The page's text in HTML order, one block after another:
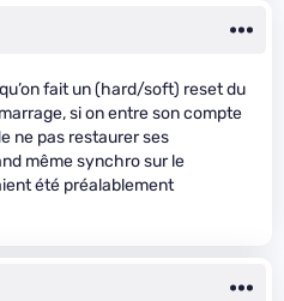
fait un (hard/soft) reset du
si on entre son compte
ne pas restaurer ses
même synchro sur le
été préalablement